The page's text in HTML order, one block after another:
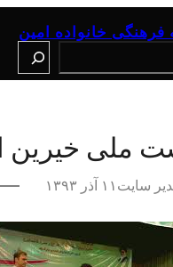
خانواده امین
ملی خیرین
سایت ۱۱ آذر ۱۳۹۳